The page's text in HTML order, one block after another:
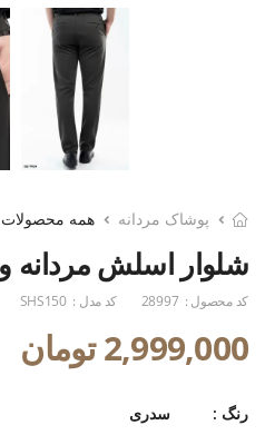
پوشاک مردانه همه
شلوار اسلش مردانه
کد محصول : 28997 کد مدل : SHS150
2,999,000 تومان
رنگ : سدری